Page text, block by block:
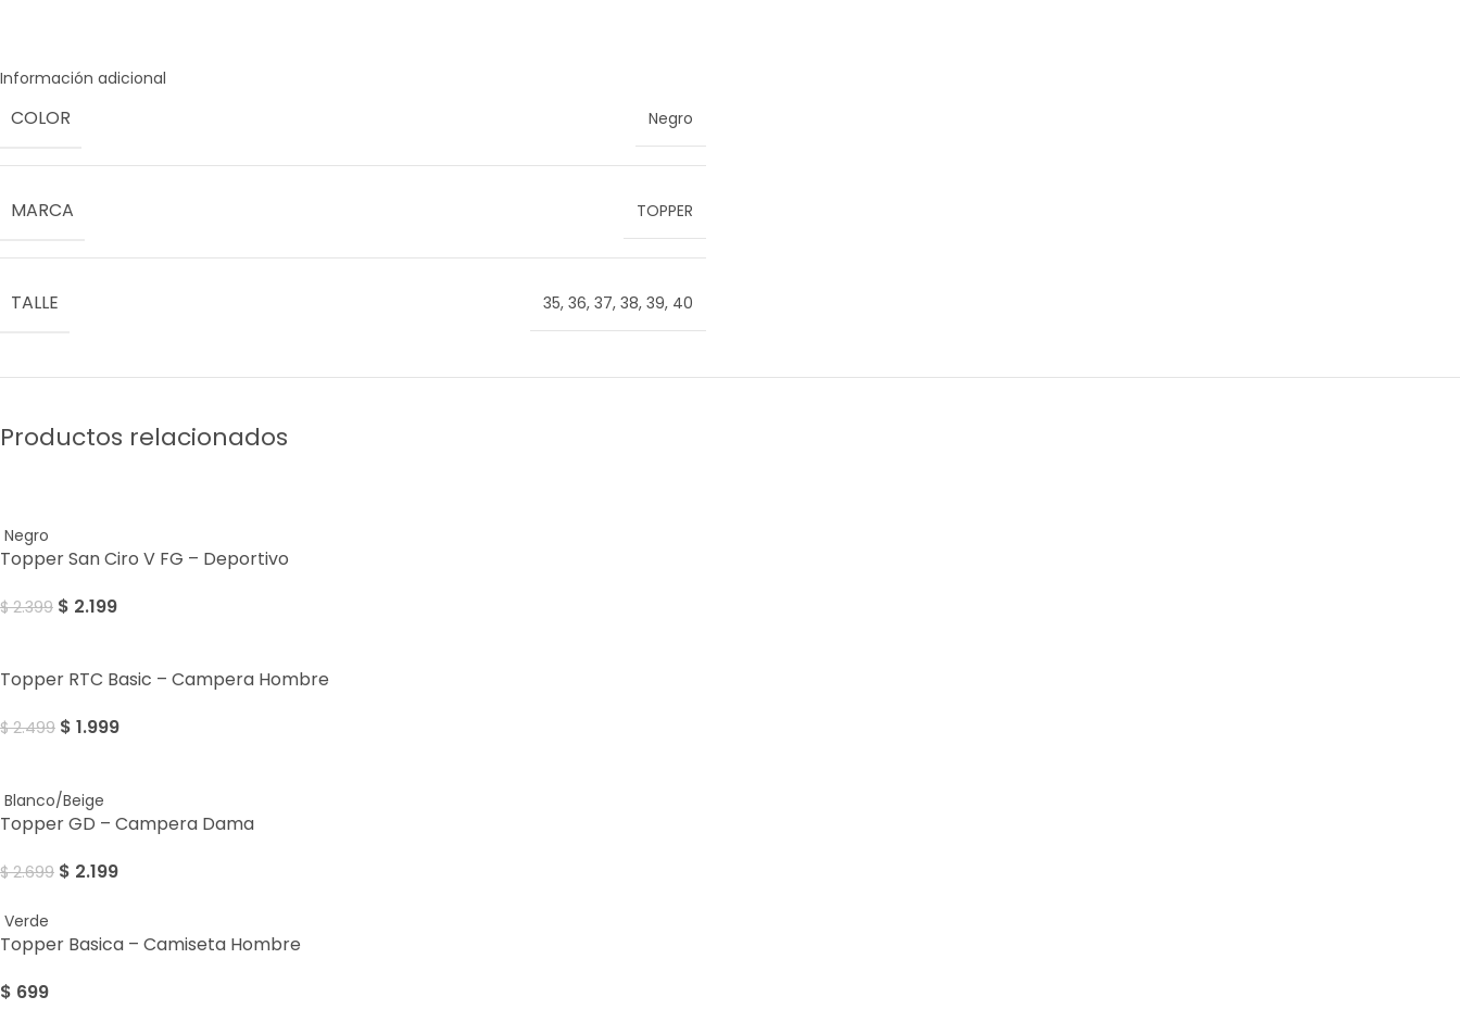
Información adicional
COLOR Negro
MARCA TOPPER
TALLE 35, 36, 37, 38, 39, 40
Productos relacionados
Negro
Topper San Ciro V FG – Deportivo
$2.399 $ 2.199
Topper RTC Basic – Campera Hombre
$2.499 $ 1.999
Blanco/Beige
Topper GD – Campera Dama
$2.699 $ 2.199
Verde
Topper Basica – Camiseta Hombre
$ 699